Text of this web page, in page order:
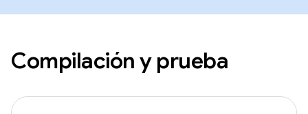
Compilación y prueba